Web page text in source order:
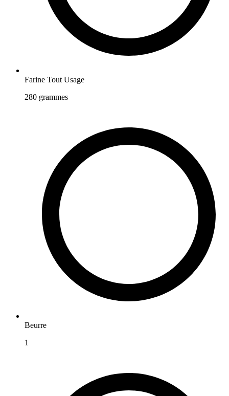
Farine Tout Usage
280 grammes
Beurre
1